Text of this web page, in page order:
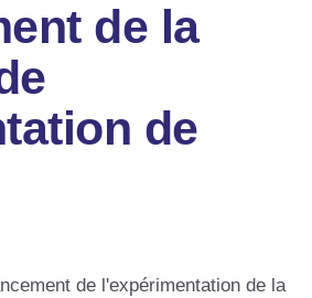
de la
de
de l'expérimentation de la